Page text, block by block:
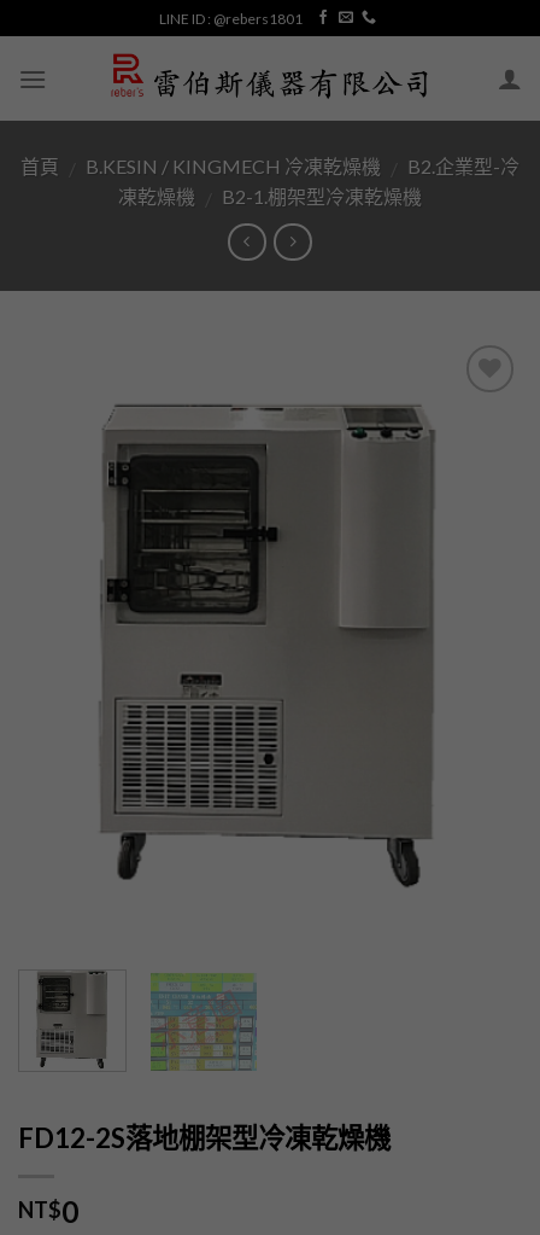
content
LINE ID : @rebers1801
首頁 B.KESIN / KINGMECH 冷凍乾燥機
B2.企業型-冷
凍乾燥機
B2-1.棚架型冷凍乾燥機
FD12-2S落地棚架型冷凍乾燥機
NT$0